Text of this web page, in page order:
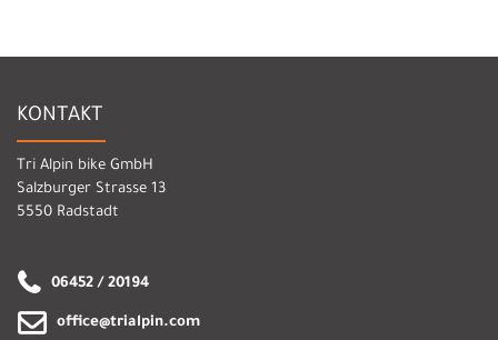
KONTAKT
Tri Alpin bike GmbH
Salzburger Strasse 13
5550 Radstadt
06452 / 20194
office@trialpin.com